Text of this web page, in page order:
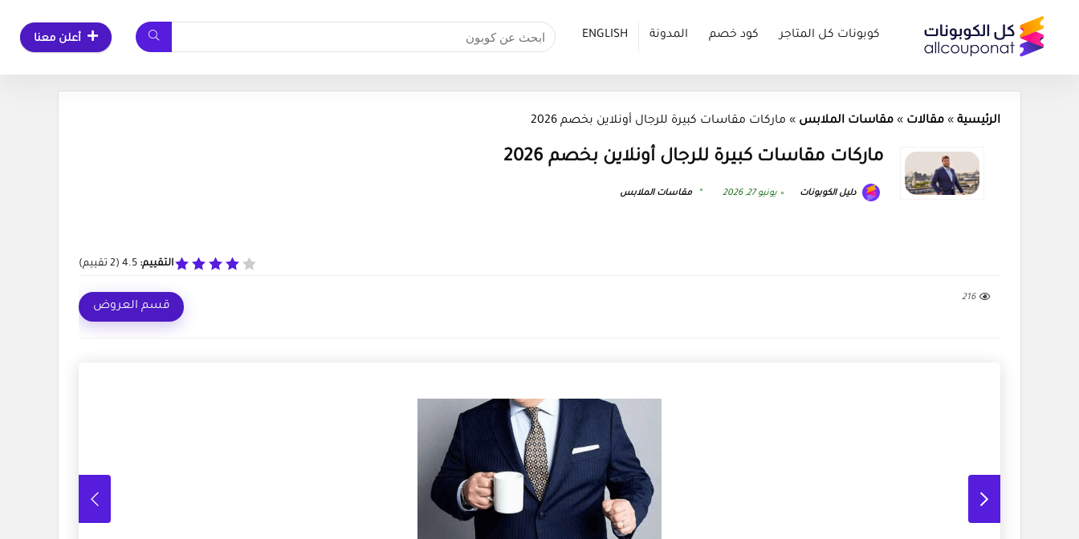
كوبونات كل المتاجر كود خصم المدونة ENGLISH أعلن معنا
الرئيسية » مقالات » مقاسات الملابس » ماركات مقاسات كبيرة للرجال أونلاين بخصم 2026
ماركات مقاسات كبيرة للرجال أونلاين بخصم 2026
دليل الكوبونات يونيو 27, 2026 مقاسات الملابس
التقييم: 4.5
(
2 تقييم)
216
قسم العروض